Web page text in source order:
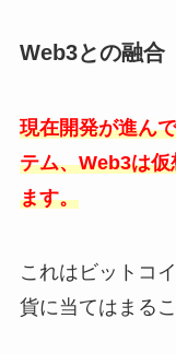
Web3との融合
現在開発が進ん
テム、Web3は
ます。
これはビットコ
貨に当てはまる